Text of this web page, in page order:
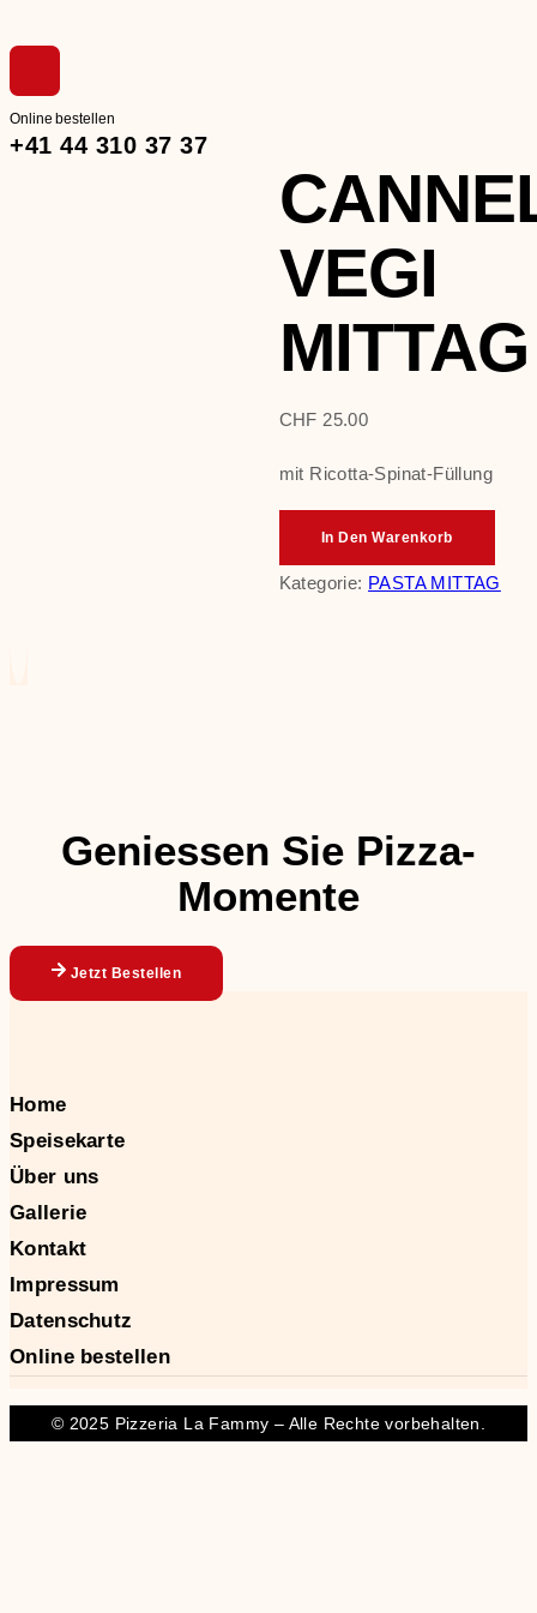
Online bestellen
+41 44 310 37 37
VEGI
MITTAG
CHF 25.00
mit Ricotta-Spinat-Füllung
In Den Warenkorb
Kategorie: PASTA MITTAG
Geniessen Sie Pizza-
Momente
Jetzt Bestellen
Home
Speisekarte
Über uns
Gallerie
Kontakt
Impressum
Datenschutz
Online bestellen
© 2025 Pizzeria La Fammy – Alle Rechte vorbehalten.